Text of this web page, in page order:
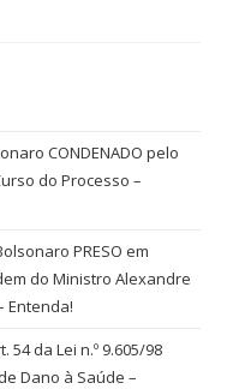
CONDENADO pelo
do Processo –
PRESO em
do Ministro Alexandre
Entenda!
54 da Lei n.º 9.605/98
Dano à Saúde –